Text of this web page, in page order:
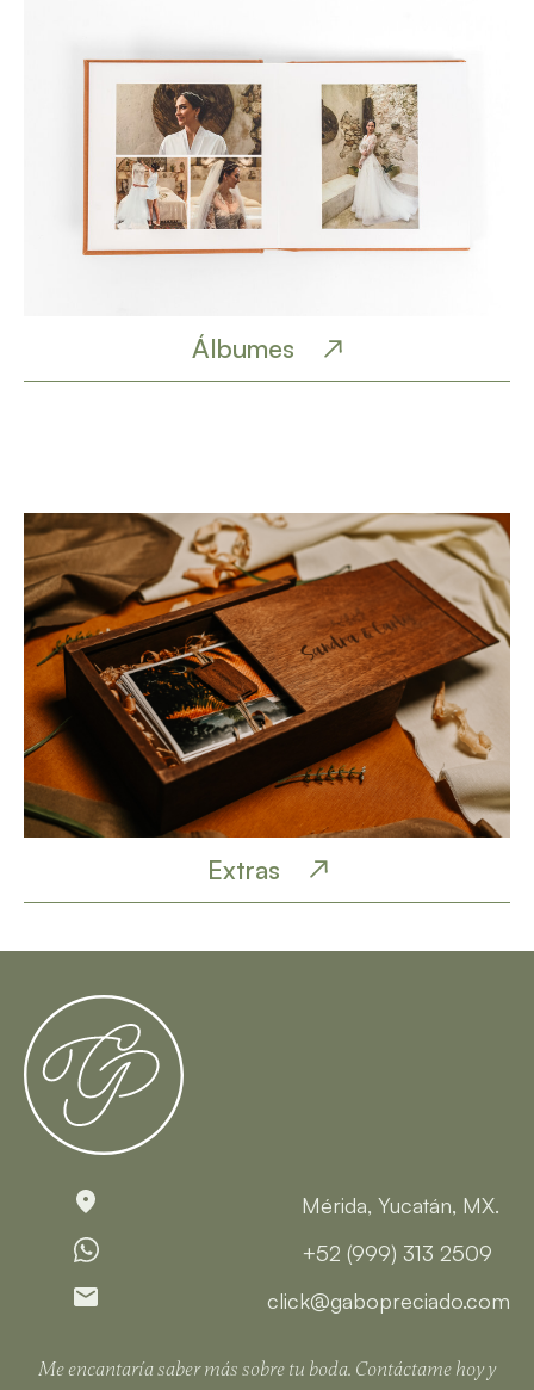
Álbumes
Extras
Mérida, Yucatán, MX.
+52 (999) 313 2509
click@gabopreciado.com
Me encantaría saber más sobre tu boda. Contáctame hoy y